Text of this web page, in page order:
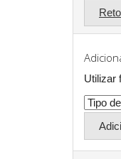
Utilizar